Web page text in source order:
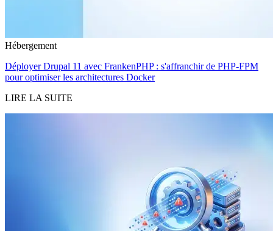
Hébergement
Déployer Drupal 11 avec FrankenPHP : s'affranchir de PHP-FPM
pour optimiser les architectures Docker
LIRE LA SUITE